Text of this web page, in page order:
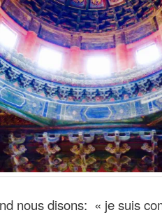
nous disons: « je suis